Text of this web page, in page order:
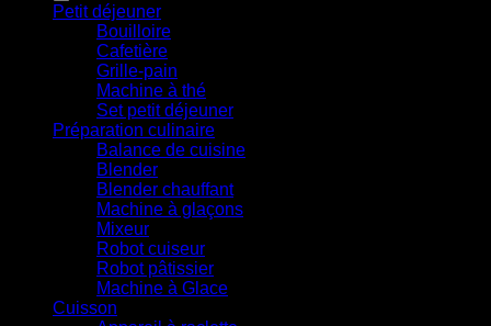
Petit déjeuner
Bouilloire
Cafetière
Grille-pain
Machine à thé
Set petit déjeuner
Préparation culinaire
Balance de cuisine
Blender
Blender chauffant
Machine à glaçons
Mixeur
Robot cuiseur
Robot pâtissier
Machine à Glace
Cuisson